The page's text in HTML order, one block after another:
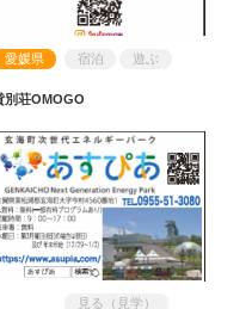
愛媛県 宿泊 遊ぶ
別荘OMOGO
見る（見学）